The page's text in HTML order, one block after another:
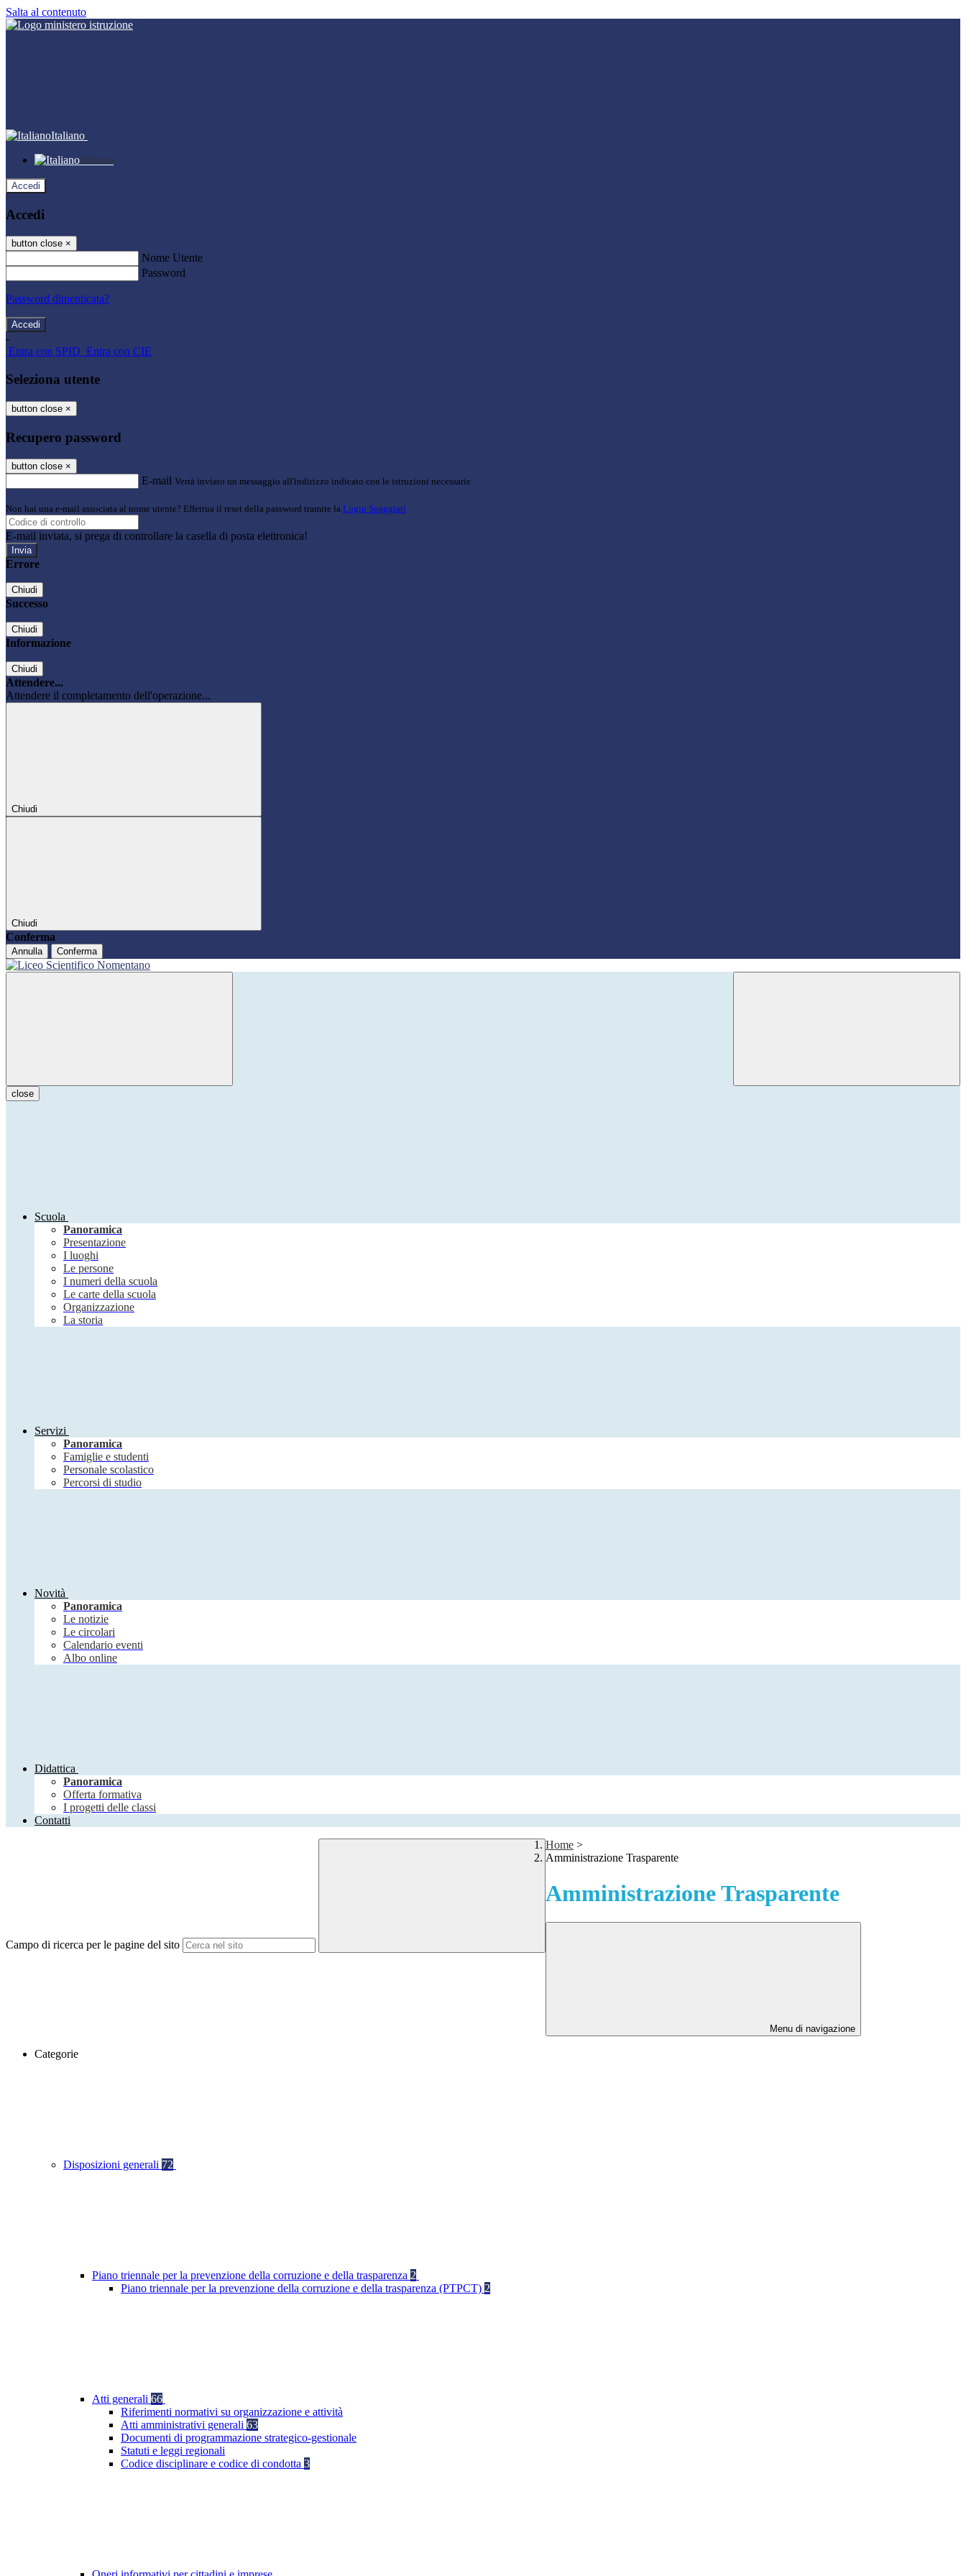
Salta al contenuto
Italiano
Italiano
Accedi
Accedi
button close ×
Nome Utente
Password
Password dimenticata?
-
Entra con SPID Entra con CIE
Seleziona utente
button close ×
Recupero password
button close ×
E-mail Verrà inviato un messaggio all'indirizzo indicato con le istruzioni necessarie.
Non hai una e-mail associata al nome utente? Effettua il reset della password tramite la Login Spaggiari
E-mail inviata, si prega di controllare la casella di posta elettronica!
Errore
Chiudi
Successo
Chiudi
Informazione
Chiudi
Attendere...
Attendere il completamento dell'operazione...
Chiudi
Chiudi
Conferma
Annulla Conferma
close
Scuola
Panoramica
Presentazione
I luoghi
Le persone
I numeri della scuola
Le carte della scuola
Organizzazione
La storia
Servizi
Panoramica
Famiglie e studenti
Personale scolastico
Percorsi di studio
Novità
Panoramica
Le notizie
Le circolari
Calendario eventi
Albo online
Didattica
Panoramica
Offerta formativa
I progetti delle classi
Contatti
Campo di ricerca per le pagine del sito
Home >
Amministrazione Trasparente
Amministrazione Trasparente
Menu di navigazione
Categorie
Disposizioni generali 72
Piano triennale per la prevenzione della corruzione e della trasparenza 2
Piano triennale per la prevenzione della corruzione e della trasparenza (PTPCT) 2
Atti generali 66
Riferimenti normativi su organizzazione e attività
Atti amministrativi generali 63
Documenti di programmazione strategico-gestionale
Statuti e leggi regionali
Codice disciplinare e codice di condotta 3